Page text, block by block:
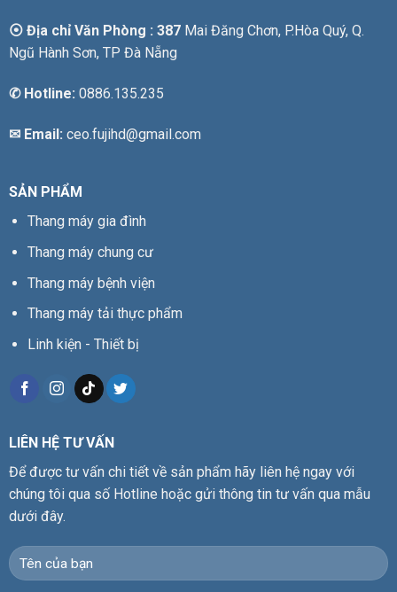
⦿ Địa chỉ Văn Phòng : 387 Mai Đăng Chơn, P.Hòa Quý, Q.
Ngũ Hành Sơn, TP Đà Nẵng
✆Hotline: 0886.135.235
✉ Email: ceo.fujihd@gmail.com
SẢN PHẨM
Thang máy gia đình
Thang máy chung cư
Thang máy bệnh viện
Thang máy tải thực phẩm
Linh kiện - Thiết bị
LIÊN HỆ TƯ VẤN
Để được tư vấn chi tiết về sản phẩm hãy liên hệ ngay với
chúng tôi qua số Hotline hoặc gửi thông tin tư vấn qua mẫu
dưới đây.